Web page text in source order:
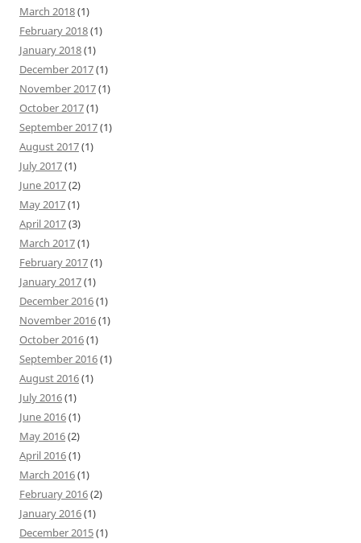
March 2018(1)
February 2018(1)
January 2018(1)
December 2017(1)
November 2017(1)
October 2017(1)
September 2017(1)
August 2017(1)
July 2017(1)
June 2017(2)
May 2017(1)
April 2017(3)
March 2017(1)
February 2017(1)
January 2017(1)
December 2016(1)
November 2016(1)
October 2016(1)
September 2016(1)
August 2016(1)
July 2016(1)
June 2016(1)
May 2016(2)
April 2016(1)
March 2016(1)
February 2016(2)
January 2016(1)
December 2015(1)